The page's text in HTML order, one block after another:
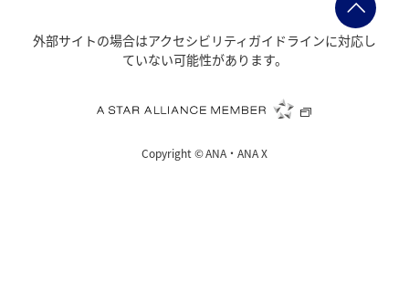
外部サイトの場合はアクセシビリティガイドラインに対応し
ていない可能性があります。
Copyright ©ANA・ANA X